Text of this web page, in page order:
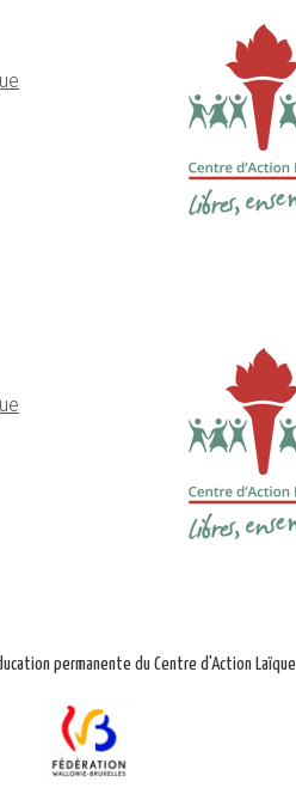
permanente du Centre d'Action Laïque